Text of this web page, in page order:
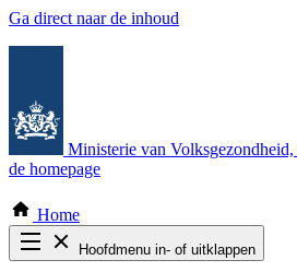
Ga direct naar de inhoud
Ministerie van
de homepage
Home
Hoofdmenu in- of uitklappen